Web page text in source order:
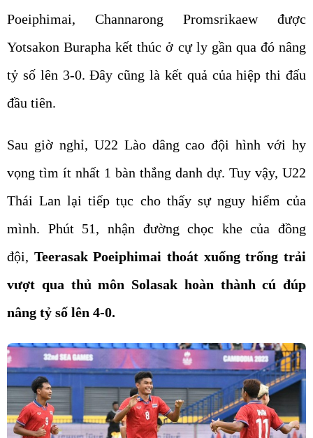
Poeiphimai, Channarong Promsrikaew được
Yotsakon Burapha kết thúc ở cự ly gần qua đó nâng
tỷ số lên 3-0. Đây cũng là kết quả của hiệp thi đấu
đầu tiên.
Sau giờ nghỉ, U22 Lào dâng cao đội hình với hy
vọng tìm ít nhất 1 bàn thắng danh dự. Tuy vậy, U22
Thái Lan lại tiếp tục cho thấy sự nguy hiểm của
mình. Phút 51, nhận đường chọc khe của đồng
đội, Teerasak Poeiphimai thoát xuống trống trải
vượt qua thủ môn Solasak hoàn thành cú đúp
nâng tỷ số lên 4-0.